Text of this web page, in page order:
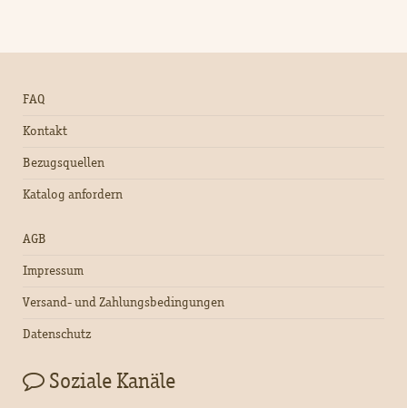
FAQ
Kontakt
Bezugsquellen
Katalog anfordern
AGB
Impressum
Versand- und Zahlungsbedingungen
Datenschutz
Soziale Kanäle